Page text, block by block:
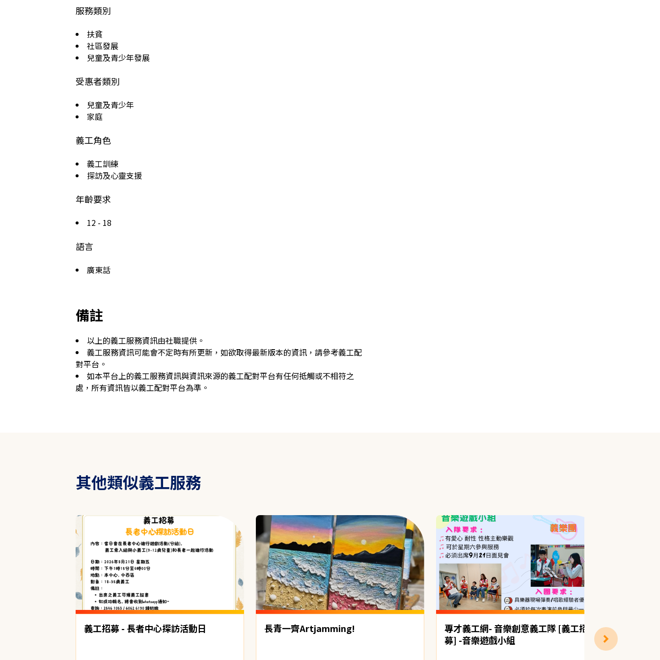
服務類別
扶貧
社區發展
兒童及青少年發展
受惠者類別
兒童及青少年
家庭
義工角色
義工訓練
探訪及心靈支援
年齡要求
12 - 18
語言
廣東話
備註
以上的義工服務資訊由社職提供。
義工服務資訊可能會不定時有所更新，如欲取得最新版本的資訊，請參考義工配
對平台。
如本平台上的義工服務資訊與資訊來源的義工配對平台有任何抵觸或不相符之
處，所有資訊皆以義工配對平台為準。
其他類似義工服務
義工招募 - 長者中心探訪活動日 長青一齊Artjamming!
專才義工網- 音樂創意義工隊 [義工招
募] -音樂遊戲小組